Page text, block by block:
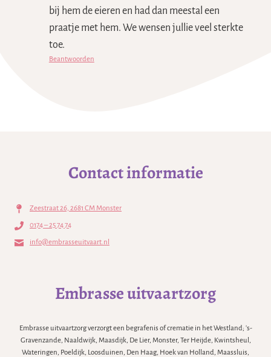
bij hem de eieren en had dan meestal een
praatje met hem. We wensen jullie veel sterkte
toe.
Beantwoorden
Contact informatie
Zeestraat 26, 2681 CM Monster
0174 – 25 74 74
info@embrasseuitvaart.nl
Embrasse uitvaartzorg
Embrasse uitvaartzorg verzorgt een begrafenis of crematie in het Westland; 's-
Gravenzande, Naaldwijk, Maasdijk, De Lier, Monster, Ter Heijde, Kwintsheul,
Wateringen, Poeldijk, Loosduinen, Den Haag, Hoek van Holland, Maassluis,